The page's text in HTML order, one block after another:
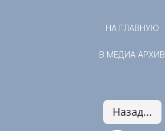
НА ГЛАВНУЮ
В МЕДИА АРХИВ
Назад...